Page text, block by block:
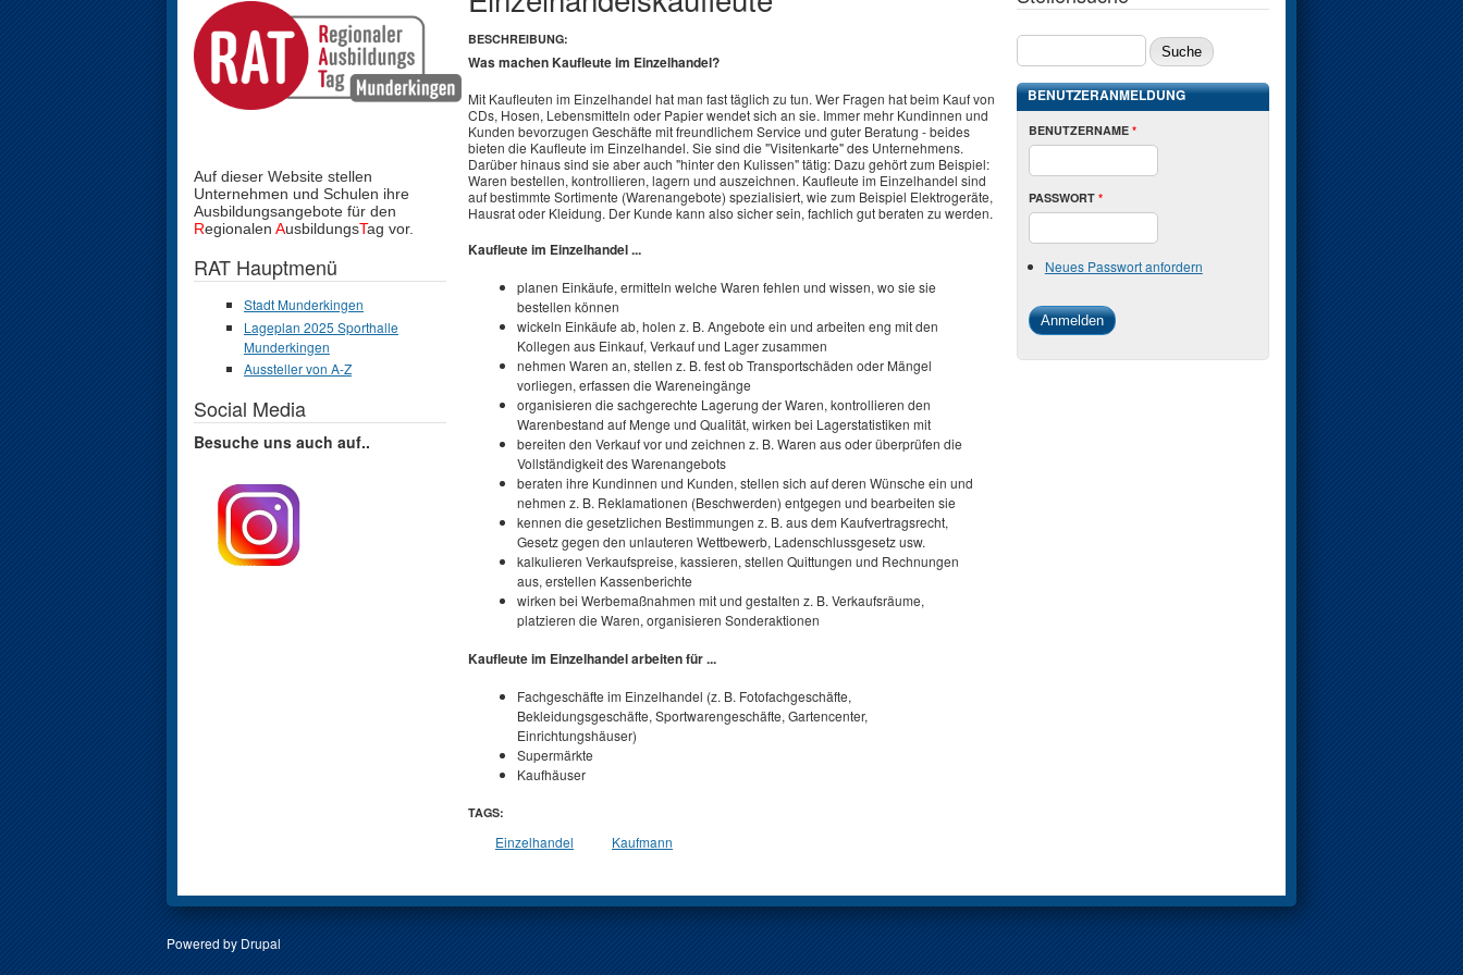
BESCHREIBUNG:
Was machen Kaufleute im Einzelhandel?
Mit Kaufleuten im Einzelhandel hat man fast täglich zu tun. Wer Fragen hat beim Kauf von
CDs, Hosen, Lebensmitteln oder Papier wendet sich an sie. Immer mehr Kundinnen und
Kunden bevorzugen Geschäfte mit freundlichem Service und guter Beratung - beides
bieten die Kaufleute im Einzelhandel. Sie sind die "Visitenkarte" des Unternehmens.
Darüber hinaus sind sie aber auch "hinter den Kulissen" tätig: Dazu gehört zum Beispiel:
Waren bestellen, kontrollieren, lagern und auszeichnen. Kaufleute im Einzelhandel sind
auf bestimmte Sortimente (Warenangebote) spezialisiert, wie zum Beispiel Elektrogeräte,
Hausrat oder Kleidung. Der Kunde kann also sicher sein, fachlich gut beraten zu werden.
Kaufleute im Einzelhandel ...
planen Einkäufe, ermitteln welche Waren fehlen und wissen, wo sie sie
bestellen können
wickeln Einkäufe ab, holen z. B. Angebote ein und arbeiten eng mit den
Kollegen aus Einkauf, Verkauf und Lager zusammen
nehmen Waren an, stellen z. B. fest ob Transportschäden oder Mängel
vorliegen, erfassen die Wareneingänge
organisieren die sachgerechte Lagerung der Waren, kontrollieren den
Warenbestand auf Menge und Qualität, wirken bei Lagerstatistiken mit
bereiten den Verkauf vor und zeichnen z. B. Waren aus oder überprüfen die
Vollständigkeit des Warenangebots
beraten ihre Kundinnen und Kunden, stellen sich auf deren Wünsche ein und
nehmen z. B. Reklamationen (Beschwerden) entgegen und bearbeiten sie
kennen die gesetzlichen Bestimmungen z. B. aus dem Kaufvertragsrecht,
Gesetz gegen den unlauteren Wettbewerb, Ladenschlussgesetz usw.
kalkulieren Verkaufspreise, kassieren, stellen Quittungen und Rechnungen
aus, erstellen Kassenberichte
wirken bei Werbemaßnahmen mit und gestalten z. B. Verkaufsräume,
platzieren die Waren, organisieren Sonderaktionen
Kaufleute im Einzelhandel arbeiten für ...
Fachgeschäfte im Einzelhandel (z. B. Fotofachgeschäfte,
Bekleidungsgeschäfte, Sportwarengeschäfte, Gartencenter,
Einrichtungshäuser)
Supermärkte
Kaufhäuser
TAGS:
Einzelhandel Kaufmann
Auf dieser Website stellen
Unternehmen und Schulen ihre
Ausbildungsangebote für den
Regionalen AusbildungsTag vor.
RAT Hauptmenü
Stadt Munderkingen
Lageplan 2025 Sporthalle
Munderkingen
Aussteller von A-Z
Social Media
Besuche uns auch auf..
BENUTZERANMELDUNG
BENUTZERNAME *
PASSWORT *
Neues Passwort anfordern
Powered by Drupal